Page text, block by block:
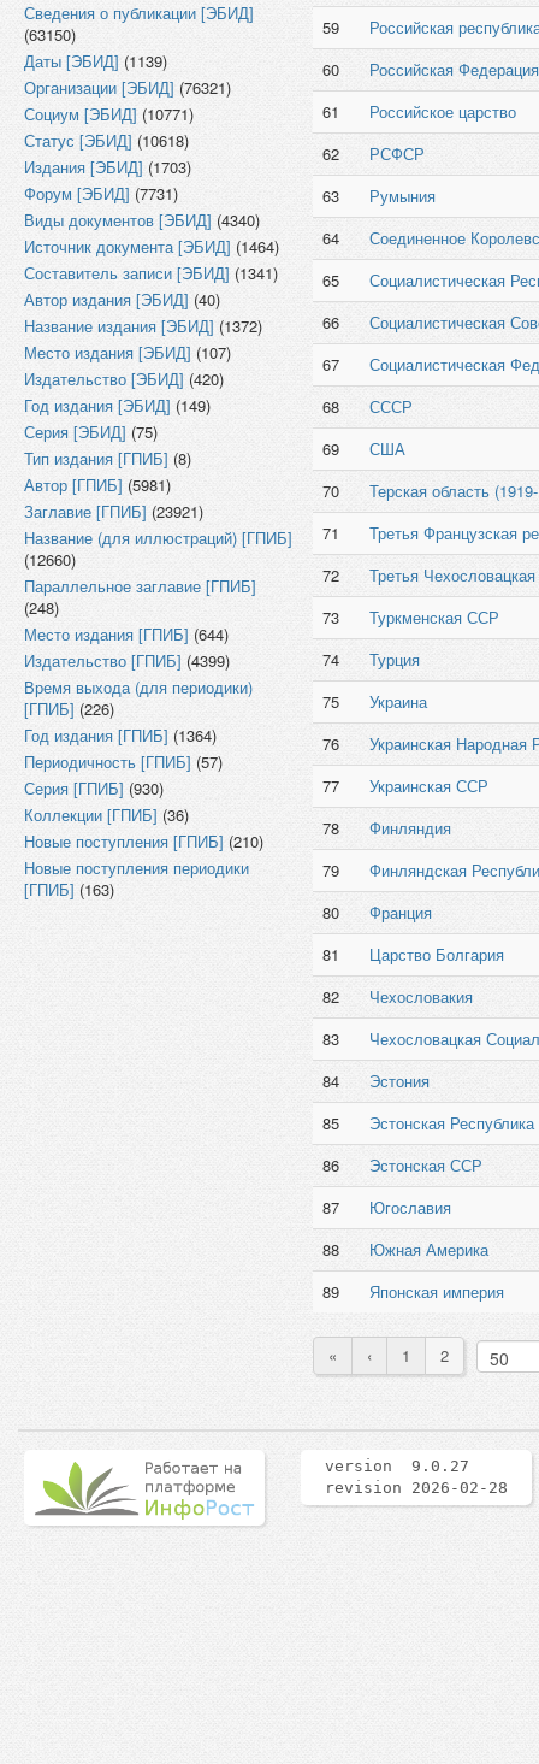
Сведения о публикации [ЭБИД]
(63150)
Даты [ЭБИД] (1139)
Организации [ЭБИД] (76321)
Социум [ЭБИД] (10771)
Статус [ЭБИД] (10618)
Издания [ЭБИД] (1703)
Форум [ЭБИД] (7731)
Виды документов [ЭБИД] (4340)
Источник документа [ЭБИД] (1464)
Составитель записи [ЭБИД] (1341)
Автор издания [ЭБИД] (40)
Название издания [ЭБИД] (1372)
Место издания [ЭБИД] (107)
Издательство [ЭБИД] (420)
Год издания [ЭБИД] (149)
Серия [ЭБИД] (75)
Тип издания [ГПИБ] (8)
Автор [ГПИБ] (5981)
Заглавие [ГПИБ] (23921)
Название (для иллюстраций) [ГПИБ]
(12660)
Параллельное заглавие [ГПИБ]
(248)
Место издания [ГПИБ] (644)
Издательство [ГПИБ] (4399)
Время выхода (для периодики)
[ГПИБ] (226)
Год издания [ГПИБ] (1364)
Периодичность [ГПИБ] (57)
Серия [ГПИБ] (930)
Коллекции [ГПИБ] (36)
Новые поступления [ГПИБ] (210)
Новые поступления периодики
[ГПИБ] (163)
59
Российская
60
Российская Федерация
61
Российское царство
62
РСФСР
63
Румыния
64
Соединенное
65
Социалистическая
66
Социалистическая
67
Социалистическая
68
СССР
69
США
70
Терская область
71
Третья Французская
72
Третья
73
Туркменская ССР
74
Турция
75
Украина
76
Украинская Народная
77
Украинская ССР
78
Финляндия
79
Финляндская
80
Франция
81
Царство Болгария
82
Чехословакия
83
Чехословацкая
84
Эстония
85
Эстонская Республика
86
Эстонская ССР
87
Югославия
88
Южная Америка
89
Японская империя
« ‹ 1 2
version 9.0.27
revision 2026-02-28